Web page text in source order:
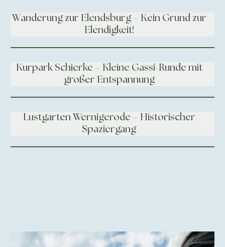
Wanderung zur Elendsburg – Kein Grund zur
Elendigkeit!
Kurpark Schierke – Kleine Gassi-Runde mit
großer Entspannung
Lustgarten Wernigerode – Historischer
Spaziergang